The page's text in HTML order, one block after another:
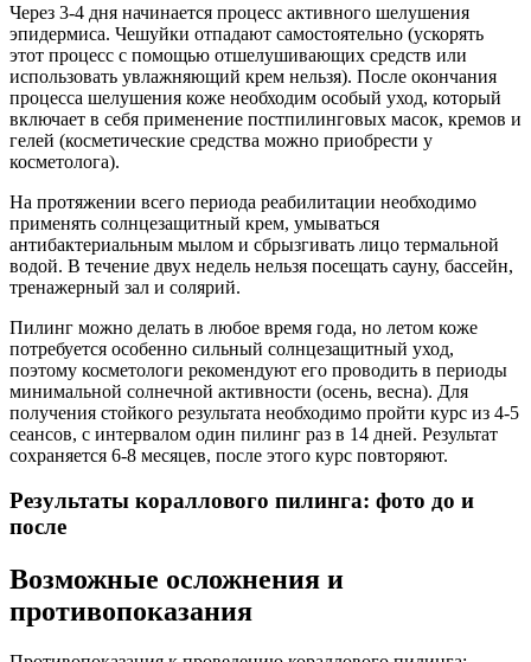
Через 3-4 дня начинается процесс активного шелушения
эпидермиса. Чешуйки отпадают самостоятельно (ускорять
этот процесс с помощью отшелушивающих средств или
использовать увлажняющий крем нельзя). После окончания
процесса шелушения коже необходим особый уход, который
включает в себя применение постпилинговых масок, кремов и
гелей (косметические средства можно приобрести у
косметолога).
На протяжении всего периода реабилитации необходимо
применять солнцезащитный крем, умываться
антибактериальным мылом и сбрызгивать лицо термальной
водой. В течение двух недель нельзя посещать сауну, бассейн,
тренажерный зал и солярий.
Пилинг можно делать в любое время года, но летом коже
потребуется особенно сильный солнцезащитный уход,
поэтому косметологи рекомендуют его проводить в периоды
минимальной солнечной активности (осень, весна). Для
получения стойкого результата необходимо пройти курс из 4-5
сеансов, с интервалом один пилинг раз в 14 дней. Результат
сохраняется 6-8 месяцев, после этого курс повторяют.
Результаты кораллового пилинга: фото до и
после
Возможные осложнения и
противопоказания